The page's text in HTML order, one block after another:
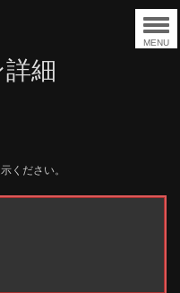
MENU
細
ください。